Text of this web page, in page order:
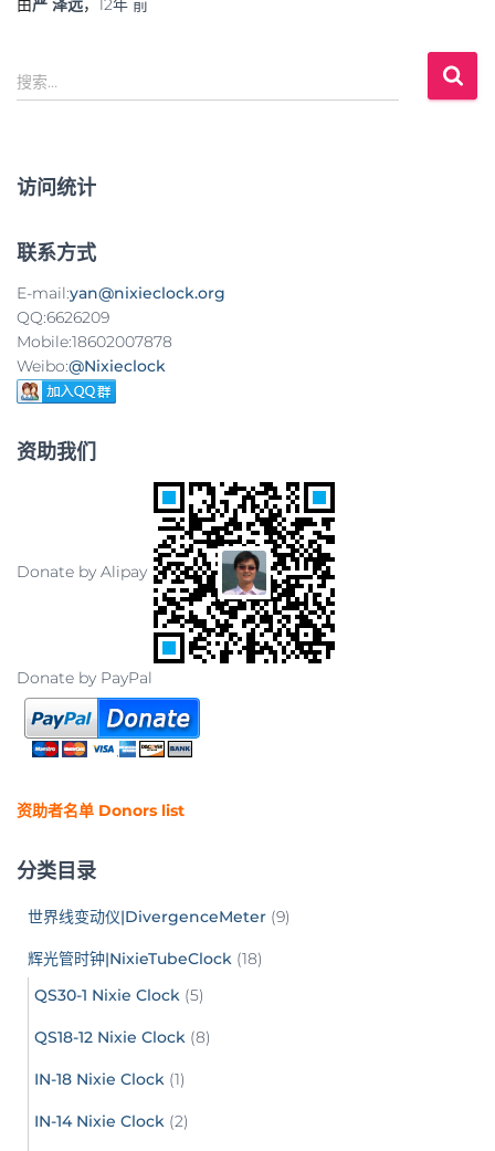
由严 泽远， 12年 前
搜
索
搜索…
访问统计
联系方式
E-mail:yan@nixieclock.org
QQ:6626209
Mobile:18602007878
Weibo:@Nixieclock
资助我们
Donate by Alipay
Donate by PayPal
资助者名单 Donors list
分类目录
世界线变动仪|DivergenceMeter (9)
辉光管时钟|NixieTubeClock (18)
QS30-1 Nixie Clock (5)
QS18-12 Nixie Clock (8)
IN-18 Nixie Clock (1)
IN-14 Nixie Clock (2)